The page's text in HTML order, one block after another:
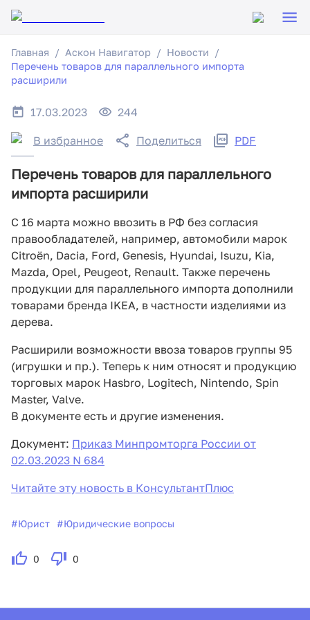
Главная Аскон Навигатор
Новости
Перечень товаров для параллельного импорта
расширили
17.03.2023 244
В избранное Поделиться PDF
Перечень товаров для параллельного
импорта расширили
С 16 марта можно ввозить в РФ без согласия
правообладателей, например, автомобили марок
Citroёn, Dacia, Ford, Genesis, Hyundai, Isuzu, Kia,
Mazda, Opel, Peugeot, Renault. Также перечень
продукции для параллельного импорта дополнили
товарами бренда IKEA, в частности изделиями из
дерева.
Расширили возможности ввоза товаров группы 95
(игрушки и пр.). Теперь к ним относят и продукцию
торговых марок Hasbro, Logitech, Nintendo, Spin
Master, Valve.
В документе есть и другие изменения.
Документ: Приказ Минпромторга России от
02.03.2023 N 684
Читайте эту новость в КонсультантПлюс
#Юрист #Юридические вопросы
0 0